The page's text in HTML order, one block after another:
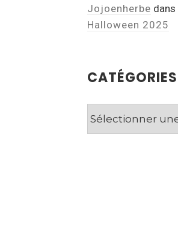
Jojoenherbe dans
Halloween 2025
CATÉGORIES
Catégories